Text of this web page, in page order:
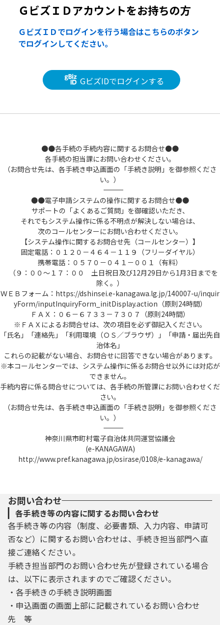
ＧビズＩＤアカウントをお持ちの方
ＧビズＩＤでログインを行う場合はこちらのボタン
でログインしてください。
GビズIDでログインする
●●各手続の手続内容に関するお問合せ●●
各手続の担当課にお問い合わせください。
（お問合せ先は、各手続き申込画面の「手続き説明」を御参照くださ
い。）
――――――――――――――――――――――――――――――――――――――――――――――――――
●●電子申請システムの操作に関するお問合せ●●
サポートの「よくあるご質問」を御確認いただき、
それでもシステム操作に係る不明点が解決しない場合は、
次のコールセンターにお問い合わせください。
【システム操作に関するお問合せ先（コールセンター）】
固定電話：０１２０－４６４－１１９（フリーダイヤル）
携帯電話：０５７０－０４１－００１（有料）
（９：００～１７：００ 土日祝日及び12月29日から1月3日までを
除く。）
ＷＥＢフォーム：https://dshinsei.e-kanagawa.lg.jp/140007-u/inquir
yForm/inputInquiryForm_initDisplay.action（原則24時間）
ＦＡＸ：０６－６７３３－７３０７（原則24時間）
※ＦＡＸによるお問合せは、次の項目を必ず御記入ください。
「氏名」「連絡先」「利用環境（ＯＳ／ブラウザ）」「申請・届出先自
治体名」
これらの記載がない場合、お問合せに回答できない場合があります。
※本コールセンターでは、システム操作に係るお問合せ以外には対応が
できません。
手続内容に係る問合せについては、各手続の所管課にお問い合わせくだ
さい。
（お問合せ先は、各手続き申込画面の「手続き説明」を御参照くださ
い。）
――――――――――――――――――――――――――――――――――――――――――――――――――
神奈川県市町村電子自治体共同運営協議会
(e-KANAGAWA)
http://www.pref.kanagawa.jp/osirase/0108/e-kanagawa/
お問い合わせ
各手続き等の内容に関するお問い合わせ
各手続き等の内容（制度、必要書類、入力内容、申請可
否など）に関するお問い合わせは、手続き担当部門へ直
接ご連絡ください。
手続き担当部門のお問い合わせ先が登録されている場合
は、以下に表示されますのでご確認ください。
・各手続きの手続き説明画面
・申込画面の画面上部に記載されているお問い合わせ
先 等